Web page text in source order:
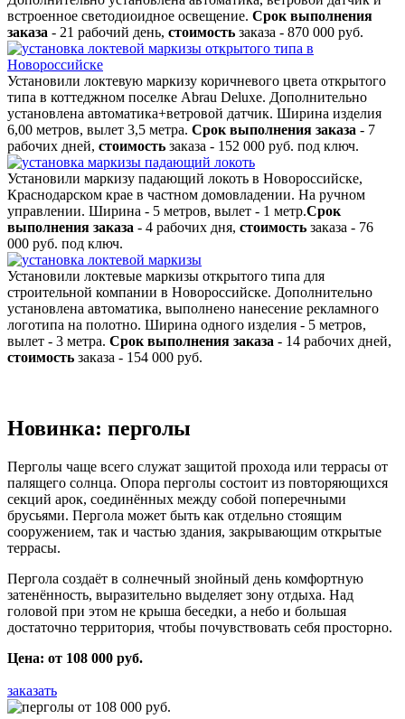
встроенное светодиоидное освещение. Срок выполнения
заказа - 21 рабочий день, стоимость заказа - 870 000 руб.
Установили локтевую маркизу коричневого цвета открытого
типа в коттеджном поселке Abrau Deluxe. Дополнительно
установлена автоматика+ветровой датчик. Ширина изделия
6,00 метров, вылет 3,5 метра. Срок выполнения заказа - 7
рабочих дней, стоимость заказа - 152 000 руб. под ключ.
Установили маркизу падающий локоть в Новороссийске,
Краснодарском крае в частном домовладении. На ручном
управлении. Ширина - 5 метров, вылет - 1 метр.Срок
выполнения заказа - 4 рабочих дня, стоимость заказа - 76
000 руб. под ключ.
Установили локтевые маркизы открытого типа для
строительной компании в Новороссийске. Дополнительно
установлена автоматика, выполнено нанесение рекламного
логотипа на полотно. Ширина одного изделия - 5 метров,
вылет - 3 метра. Срок выполнения заказа - 14 рабочих дней,
стоимость заказа - 154 000 руб.
Новинка: перголы
Перголы чаще всего служат защитой прохода или террасы от
палящего солнца. Опора перголы состоит из повторяющихся
секций арок, соединённых между собой поперечными
брусьями. Пергола может быть как отдельно стоящим
сооружением, так и частью здания, закрывающим открытые
террасы.
Пергола создаёт в солнечный знойный день комфортную
затенённость, выразительно выделяет зону отдыха. Над
головой при этом не крыша беседки, а небо и большая
достаточно территория, чтобы почувствовать себя просторно.
Цена: от 108 000 руб.
заказать